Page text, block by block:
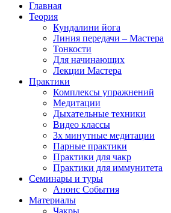
Главная
Теория
Кундалини йога
Линия передачи – Мастера
Тонкости
Для начинающих
Лекции Мастера
Практики
Комплексы упражнений
Медитации
Дыхательные техники
Видео классы
3х минутные медитации
Парные практики
Практики для чакр
Практики для иммунитета
Семинары и туры
Анонс События
Материалы